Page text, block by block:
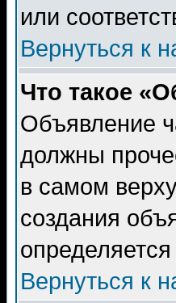
или
Вернуться к
Что такое
Объявление
должны
в самом
создания
Вернуться к